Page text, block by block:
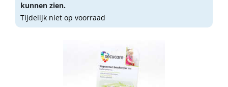
kunnen zien.
Tijdelijk niet op voorraad